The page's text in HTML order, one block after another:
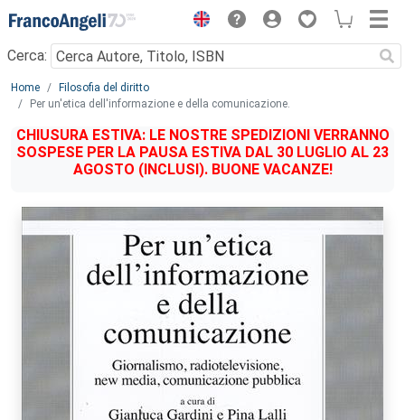
Menu
Cerca:
Main content
Home
Filosofia del diritto
Per un'etica dell'informazione e della comunicazione.
CHIUSURA ESTIVA: LE NOSTRE SPEDIZIONI VERRANNO
SOSPESE PER LA PAUSA ESTIVA DAL 30 LUGLIO AL 23
AGOSTO (INCLUSI). BUONE VACANZE!